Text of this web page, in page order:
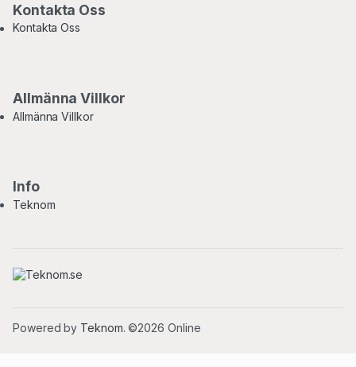
Kontakta Oss
Kontakta Oss
Allmänna Villkor
Allmänna Villkor
Info
Teknom
Powered by Teknom. ©2026 Online